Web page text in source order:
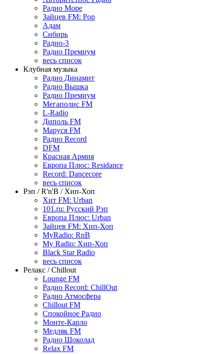
Радио Море
Зайцев FM: Pop
Адам
Сибирь
Радио-3
Радио Премиум
весь список
Клубная музыка
Радио Динамит
Радио Вышка
Радио Премиум
Мегаполис FM
L-Radio
Диполь FM
Маруся FM
Радио Record
DFM
Красная Армия
Европа Плюс: Residance
Record: Dancecore
весь список
Рэп / R'n'B / Хип-Хоп
Хит FM: Urban
101.ru: Русский Рэп
Европа Плюс: Urban
Зайцев FM: Хип-Хоп
MyRadio: RnB
My Radio: Хип-Хоп
Black Star Radio
весь список
Релакс / Chillout
Lounge FM
Радио Record: ChillOut
Радио Атмосфера
Chillout FM
Спокойное Радио
Монте-Карло
Медляк FM
Радио Шоколад
Relax FM